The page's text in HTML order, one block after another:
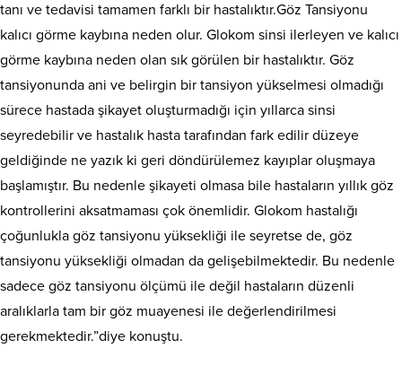
tanı ve tedavisi tamamen farklı bir hastalıktır.Göz Tansiyonu
kalıcı görme kaybına neden olur. Glokom sinsi ilerleyen ve kalıcı
görme kaybına neden olan sık görülen bir hastalıktır. Göz
tansiyonunda ani ve belirgin bir tansiyon yükselmesi olmadığı
sürece hastada şikayet oluşturmadığı için yıllarca sinsi
seyredebilir ve hastalık hasta tarafından fark edilir düzeye
geldiğinde ne yazık ki geri döndürülemez kayıplar oluşmaya
başlamıştır. Bu nedenle şikayeti olmasa bile hastaların yıllık göz
kontrollerini aksatmaması çok önemlidir. Glokom hastalığı
çoğunlukla göz tansiyonu yüksekliği ile seyretse de, göz
tansiyonu yüksekliği olmadan da gelişebilmektedir. Bu nedenle
sadece göz tansiyonu ölçümü ile değil hastaların düzenli
aralıklarla tam bir göz muayenesi ile değerlendirilmesi
gerekmektedir.”diye konuştu.